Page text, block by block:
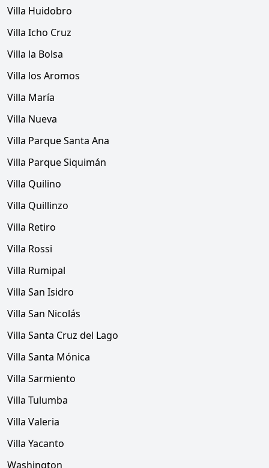
Villa Huidobro
Villa Icho Cruz
Villa la Bolsa
Villa los Aromos
Villa María
Villa Nueva
Villa Parque Santa Ana
Villa Parque Siquimán
Villa Quilino
Villa Quillinzo
Villa Retiro
Villa Rossi
Villa Rumipal
Villa San Isidro
Villa San Nicolás
Villa Santa Cruz del Lago
Villa Santa Mónica
Villa Sarmiento
Villa Tulumba
Villa Valeria
Villa Yacanto
Washington